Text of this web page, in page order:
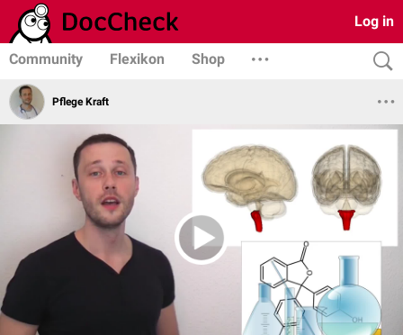
Log in
Community Flexikon Shop
Pflege Kraft